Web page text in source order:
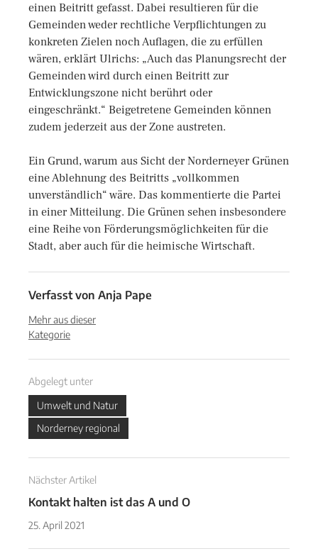
einen Beitritt gefasst. Dabei resultieren für die
Gemeinden weder rechtliche Verpflichtungen zu
konkreten Zielen noch Auflagen, die zu erfüllen
wären, erklärt Ulrichs: „Auch das Planungsrecht der
Gemeinden wird durch einen Beitritt zur
Entwicklungszone nicht berührt oder
eingeschränkt.“ Beigetretene Gemeinden können
zudem jederzeit aus der Zone austreten.
Ein Grund, warum aus Sicht der Norderneyer Grünen
eine Ablehnung des Beitritts „vollkommen
unverständlich“ wäre. Das kommentierte die Partei
in einer Mitteilung. Die Grünen sehen insbesondere
eine Reihe von Förderungsmöglichkeiten für die
Stadt, aber auch für die heimische Wirtschaft.
Verfasst von Anja Pape
Mehr aus dieser
Kategorie
Abgelegt unter
Umwelt und Natur
Norderney regional
Nächster Artikel
Kontakt halten ist das A und O
25. April 2021